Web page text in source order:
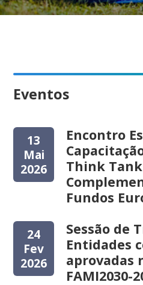
Eventos
Encontro
Think Tank
Fundos
13
Mai
2026
Sessão de
Entidades
aprovadas
FAMI2030-
24
Fev
2026